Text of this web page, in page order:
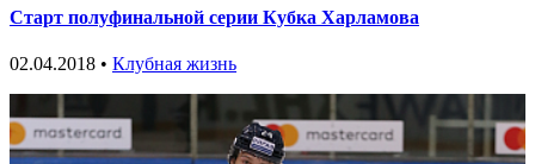
Старт полуфинальной серии Кубка Харламова
02.04.2018 • Клубная жизнь